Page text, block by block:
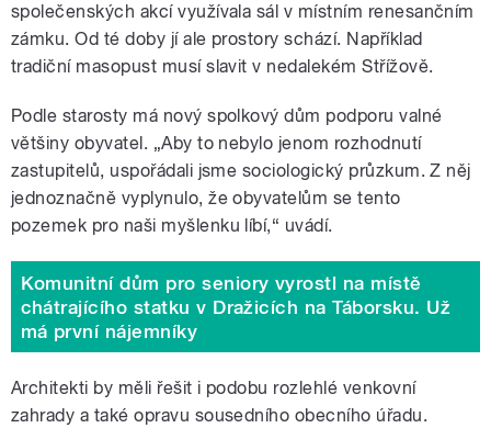
společenských akcí využívala sál v místním renesančním
zámku. Od té doby jí ale prostory schází. Například
tradiční masopust musí slavit v nedalekém Střížově.
Podle starosty má nový spolkový dům podporu valné
většiny obyvatel. „Aby to nebylo jenom rozhodnutí
zastupitelů, uspořádali jsme sociologický průzkum. Z něj
jednoznačně vyplynulo, že obyvatelům se tento
pozemek pro naši myšlenku líbí,“ uvádí.
Komunitní dům pro seniory vyrostl na místě
chátrajícího statku v Dražicích na Táborsku. Už
má první nájemníky
Architekti by měli řešit i podobu rozlehlé venkovní
zahrady a také opravu sousedního obecního úřadu.